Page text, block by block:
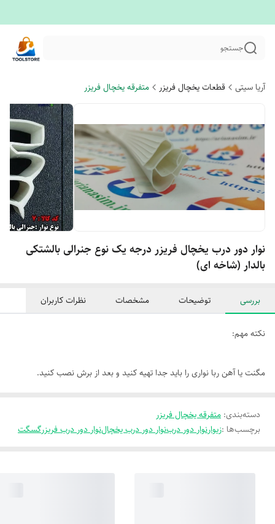
جستجو
آریا سیتی قطعات یخچال فریزر متفرقه یخچال فریزر
نوار دور درب یخچال فریزر درجه یک نوع جنرالی بالشتکی
بالدار (شاخه ای)
بررسی توضیحات مشخصات نظرات کاربران
نکته مهم:
مگنت یا آهن ربا نواری را باید جدا تهیه کنید و بعد از برش نصب کنید.
دسته‌بندی: متفرقه یخچال فریزر
برچسب‌ها :زیوارنوار دور دربنوار دور درب یخچالنوار دور درب فریزرگسگت